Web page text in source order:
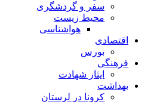
سفر و گردشگری
محیط زیست
هواشناسی
اقتصادی
بورس
فرهنگی
ایثار شهادت
بهداشت
کرونا در لرستان